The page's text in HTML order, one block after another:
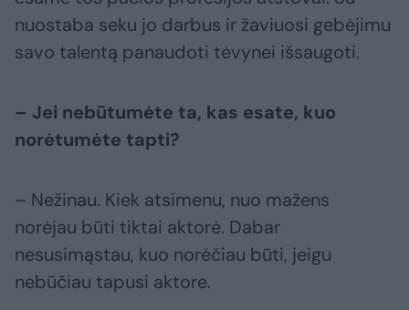
nuostaba seku jo darbus ir žaviuosi gebėjimu
savo talentą panaudoti tėvynei išsaugoti.
– Jei nebūtumėte ta, kas esate, kuo
norėtumėte tapti?
– Nežinau. Kiek atsimenu, nuo mažens
norėjau būti tiktai aktorė. Dabar
nesusimąstau, kuo norėčiau būti, jeigu
nebūčiau tapusi aktore.